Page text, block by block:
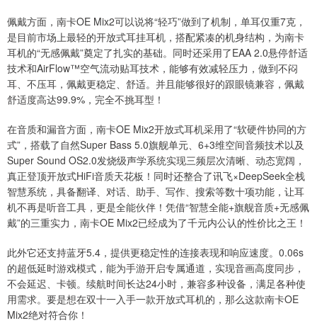
佩戴方面，南卡OE Mix2可以说将“轻巧”做到了机制，单耳仅重7克，
是目前市场上最轻的开放式耳挂耳机，搭配紧凑的机身结构，为南卡
耳机的“无感佩戴”奠定了扎实的基础。同时还采用了EAA 2.0悬停舒适
技术和AirFlow™空气流动贴耳技术，能够有效减轻压力，做到不闷
耳、不压耳，佩戴更稳定、舒适。并且能够很好的跟眼镜兼容，佩戴
舒适度高达99.9%，完全不挑耳型！
在音质和漏音方面，南卡OE Mix2开放式耳机采用了“软硬件协同的方
式”，搭载了自然Super Bass 5.0旗舰单元、6+3维空间音频技术以及
Super Sound OS2.0发烧级声学系统实现三频层次清晰、动态宽阔，
真正登顶开放式HiFi音质天花板！同时还整合了讯飞×DeepSeek全栈
智慧系统，具备翻译、对话、助手、写作、搜索等数十项功能，让耳
机不再是听音工具，更是全能伙伴！凭借“智慧全能+旗舰音质+无感佩
戴”的三重实力，南卡OE Mix2已经成为了千元内公认的性价比之王！
此外它还支持蓝牙5.4，提供更稳定性的连接表现和响应速度。0.06s
的超低延时游戏模式，能为手游开启专属通道，实现音画高度同步，
不会延迟、卡顿。续航时间长达24小时，兼容多种设备，满足各种使
用需求。要是想在双十一入手一款开放式耳机的，那么这款南卡OE
Mix2绝对符合你！